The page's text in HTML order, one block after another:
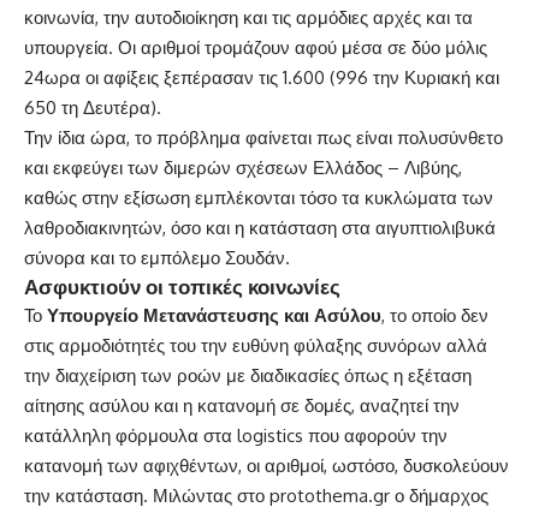
κοινωνία, την αυτοδιοίκηση και τις αρμόδιες αρχές και τα
υπουργεία. Οι αριθμοί τρομάζουν αφού μέσα σε δύο μόλις
24ωρα οι αφίξεις ξεπέρασαν τις 1.600 (996 την Κυριακή και
650 τη Δευτέρα).
Την ίδια ώρα, το πρόβλημα φαίνεται πως είναι πολυσύνθετο
και εκφεύγει των διμερών σχέσεων Ελλάδος – Λιβύης,
καθώς στην εξίσωση εμπλέκονται τόσο τα κυκλώματα των
λαθροδιακινητών, όσο και η κατάσταση στα αιγυπτιολιβυκά
σύνορα και το εμπόλεμο Σουδάν.
Ασφυκτιούν οι τοπικές κοινωνίες
Το Υπουργείο Μετανάστευσης και Ασύλου, το οποίο δεν
στις αρμοδιότητές του την ευθύνη φύλαξης συνόρων αλλά
την διαχείριση των ροών με διαδικασίες όπως η εξέταση
αίτησης ασύλου και η κατανομή σε δομές, αναζητεί την
κατάλληλη φόρμουλα στα logistics που αφορούν την
κατανομή των αφιχθέντων, οι αριθμοί, ωστόσο, δυσκολεύουν
την κατάσταση. Μιλώντας στο protothema.gr ο δήμαρχος